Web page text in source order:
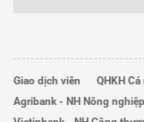
Giao dịch viên QHKH
Agribank - NH Nông